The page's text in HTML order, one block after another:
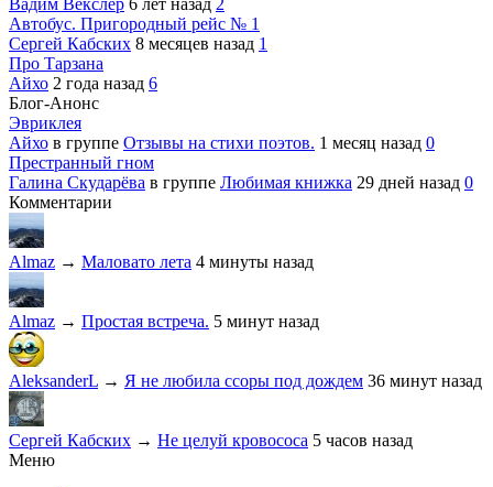
Вадим Векслер 6 лет назад 2
Автобус. Пригородный рейс № 1
Сергей Кабских 8 месяцев назад 1
Про Тарзана
Айхо 2 года назад 6
Блог-Анонс
Эвриклея
Айхо в группе Отзывы на стихи поэтов. 1 месяц назад 0
Престранный гном
Галина Скударёва в группе Любимая книжка 29 дней назад 0
Комментарии
Almaz → Маловато лета 4 минуты назад
Almaz → Простая встреча. 5 минут назад
AleksanderL → Я не любила ссоры под дождем 36 минут назад
Сергей Кабских → Не целуй кровососа 5 часов назад
Меню